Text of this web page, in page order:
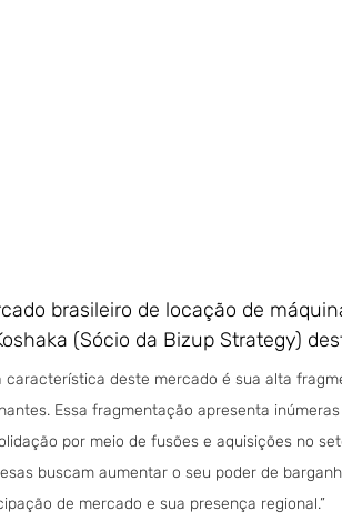
brasileiro de locação de
(Sócio da Bizup Strategy)
característica deste mercado é sua alta
Essa fragmentação apresenta
por meio de fusões e aquisições no
buscam aumentar o seu poder de
de mercado e sua presença regional.”